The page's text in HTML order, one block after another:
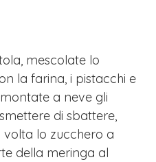
mescolate lo
la farina, i pistacchi e
a neve gli
di sbattere,
lo zucchero a
della meringa al